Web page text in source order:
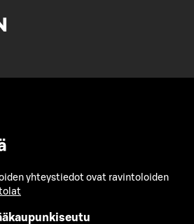
yhteystiedot ovat ravintoloiden